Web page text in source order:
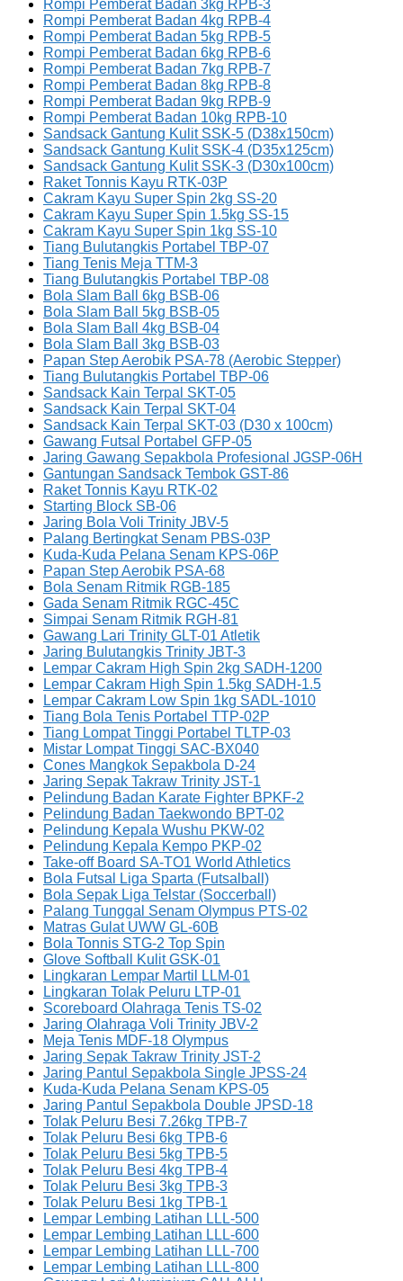
Rompi Pemberat Badan 3kg RPB-3
Rompi Pemberat Badan 4kg RPB-4
Rompi Pemberat Badan 5kg RPB-5
Rompi Pemberat Badan 6kg RPB-6
Rompi Pemberat Badan 7kg RPB-7
Rompi Pemberat Badan 8kg RPB-8
Rompi Pemberat Badan 9kg RPB-9
Rompi Pemberat Badan 10kg RPB-10
Sandsack Gantung Kulit SSK-5 (D38x150cm)
Sandsack Gantung Kulit SSK-4 (D35x125cm)
Sandsack Gantung Kulit SSK-3 (D30x100cm)
Raket Tonnis Kayu RTK-03P
Cakram Kayu Super Spin 2kg SS-20
Cakram Kayu Super Spin 1.5kg SS-15
Cakram Kayu Super Spin 1kg SS-10
Tiang Bulutangkis Portabel TBP-07
Tiang Tenis Meja TTM-3
Tiang Bulutangkis Portabel TBP-08
Bola Slam Ball 6kg BSB-06
Bola Slam Ball 5kg BSB-05
Bola Slam Ball 4kg BSB-04
Bola Slam Ball 3kg BSB-03
Papan Step Aerobik PSA-78 (Aerobic Stepper)
Tiang Bulutangkis Portabel TBP-06
Sandsack Kain Terpal SKT-05
Sandsack Kain Terpal SKT-04
Sandsack Kain Terpal SKT-03 (D30 x 100cm)
Gawang Futsal Portabel GFP-05
Jaring Gawang Sepakbola Profesional JGSP-06H
Gantungan Sandsack Tembok GST-86
Raket Tonnis Kayu RTK-02
Starting Block SB-06
Jaring Bola Voli Trinity JBV-5
Palang Bertingkat Senam PBS-03P
Kuda-Kuda Pelana Senam KPS-06P
Papan Step Aerobik PSA-68
Bola Senam Ritmik RGB-185
Gada Senam Ritmik RGC-45C
Simpai Senam Ritmik RGH-81
Gawang Lari Trinity GLT-01 Atletik
Jaring Bulutangkis Trinity JBT-3
Lempar Cakram High Spin 2kg SADH-1200
Lempar Cakram High Spin 1.5kg SADH-1.5
Lempar Cakram Low Spin 1kg SADL-1010
Tiang Bola Tenis Portabel TTP-02P
Tiang Lompat Tinggi Portabel TLTP-03
Mistar Lompat Tinggi SAC-BX040
Cones Mangkok Sepakbola D-24
Jaring Sepak Takraw Trinity JST-1
Pelindung Badan Karate Fighter BPKF-2
Pelindung Badan Taekwondo BPT-02
Pelindung Kepala Wushu PKW-02
Pelindung Kepala Kempo PKP-02
Take-off Board SA-TO1 World Athletics
Bola Futsal Liga Sparta (Futsalball)
Bola Sepak Liga Telstar (Soccerball)
Palang Tunggal Senam Olympus PTS-02
Matras Gulat UWW GL-60B
Bola Tonnis STG-2 Top Spin
Glove Softball Kulit GSK-01
Lingkaran Lempar Martil LLM-01
Lingkaran Tolak Peluru LTP-01
Scoreboard Olahraga Tenis TS-02
Jaring Olahraga Voli Trinity JBV-2
Meja Tenis MDF-18 Olympus
Jaring Sepak Takraw Trinity JST-2
Jaring Pantul Sepakbola Single JPSS-24
Kuda-Kuda Pelana Senam KPS-05
Jaring Pantul Sepakbola Double JPSD-18
Tolak Peluru Besi 7.26kg TPB-7
Tolak Peluru Besi 6kg TPB-6
Tolak Peluru Besi 5kg TPB-5
Tolak Peluru Besi 4kg TPB-4
Tolak Peluru Besi 3kg TPB-3
Tolak Peluru Besi 1kg TPB-1
Lempar Lembing Latihan LLL-500
Lempar Lembing Latihan LLL-600
Lempar Lembing Latihan LLL-700
Lempar Lembing Latihan LLL-800